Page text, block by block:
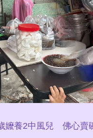
方內心最真實想法是什
嬤養2中風兒 佛心賣